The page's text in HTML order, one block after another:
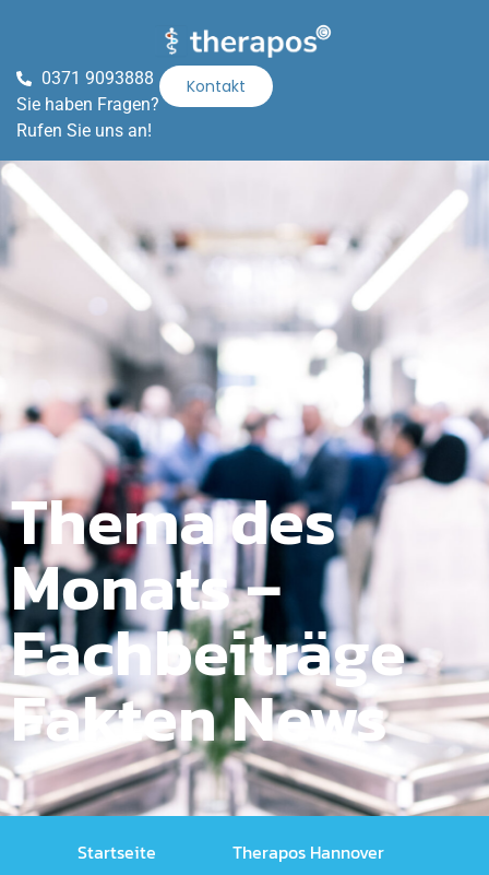
0371 9093888
Sie haben Fragen?
Rufen Sie uns an!
Kontakt
Thema des
Monats –
Fachbeiträge
Fakten News
Startseite
Therapos Hannover